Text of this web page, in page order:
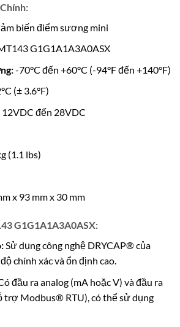
biến điểm sương mini
G1G1A1A3A0ASX
-70°C đến +60°C (-94°F đến +140°F)
(± 3.6°F)
12VDC đến 28VDC
(1.1 lbs)
x 93 mm x 30 mm
G1G1A1A3A0ASX:
Sử dụng công nghệ DRYCAP® của
chính xác và ổn định cao.
đầu ra analog (mA hoặc V) và đầu ra
trợ Modbus® RTU), có thể sử dụng